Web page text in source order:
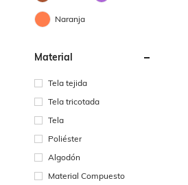
Naranja
Material
Tela tejida
Tela tricotada
Tela
Poliéster
Algodón
Material Compuesto